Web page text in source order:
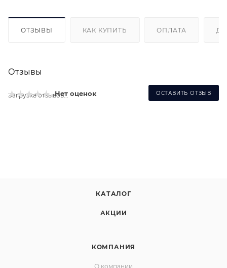
ОТЗЫВЫ КАК КУПИТЬ ОПЛАТА
Отзывы
Нет оценок ОСТАВИТЬ ОТЗЫВ
Загрузка отзывов...
КАТАЛОГ
АКЦИИ
КОМПАНИЯ
О компании